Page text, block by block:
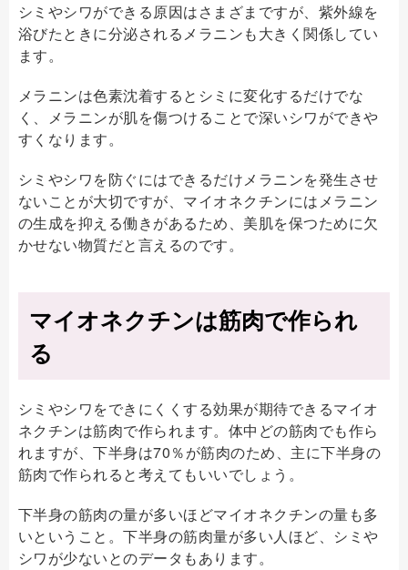
シミやシワができる原因はさまざまですが、紫外線を
浴びたときに分泌されるメラニンも大きく関係してい
ます。
メラニンは色素沈着するとシミに変化するだけでな
く、メラニンが肌を傷つけることで深いシワができや
すくなります。
シミやシワを防ぐにはできるだけメラニンを発生させ
ないことが大切ですが、マイオネクチンにはメラニン
の生成を抑える働きがあるため、美肌を保つために欠
かせない物質だと言えるのです。
マイオネクチンは筋肉で作られ
る
シミやシワをできにくくする効果が期待できるマイオ
ネクチンは筋肉で作られます。体中どの筋肉でも作ら
れますが、下半身は70％が筋肉のため、主に下半身の
筋肉で作られると考えてもいいでしょう。
下半身の筋肉の量が多いほどマイオネクチンの量も多
いということ。下半身の筋肉量が多い人ほど、シミや
シワが少ないとのデータもあります。